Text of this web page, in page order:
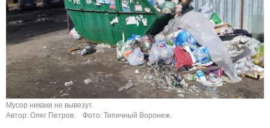
Мусор никаки не вывезут.
Автор: Олег Петров.
Фото: Типичный Воронеж.